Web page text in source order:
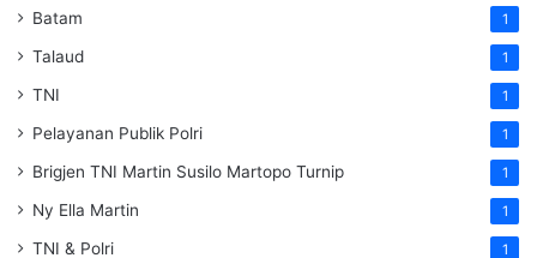
Batam 1
Talaud 1
TNI 1
Pelayanan Publik Polri 1
Brigjen TNI Martin Susilo Martopo Turnip 1
Ny Ella Martin 1
TNI & Polri 1